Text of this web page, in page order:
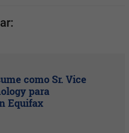
como Sr. Vice
para
Equifax